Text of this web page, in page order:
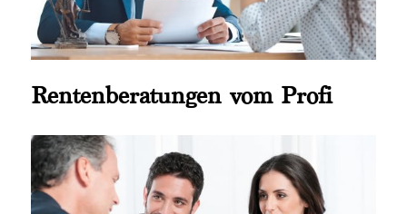
Rentenberatungen vom Profi